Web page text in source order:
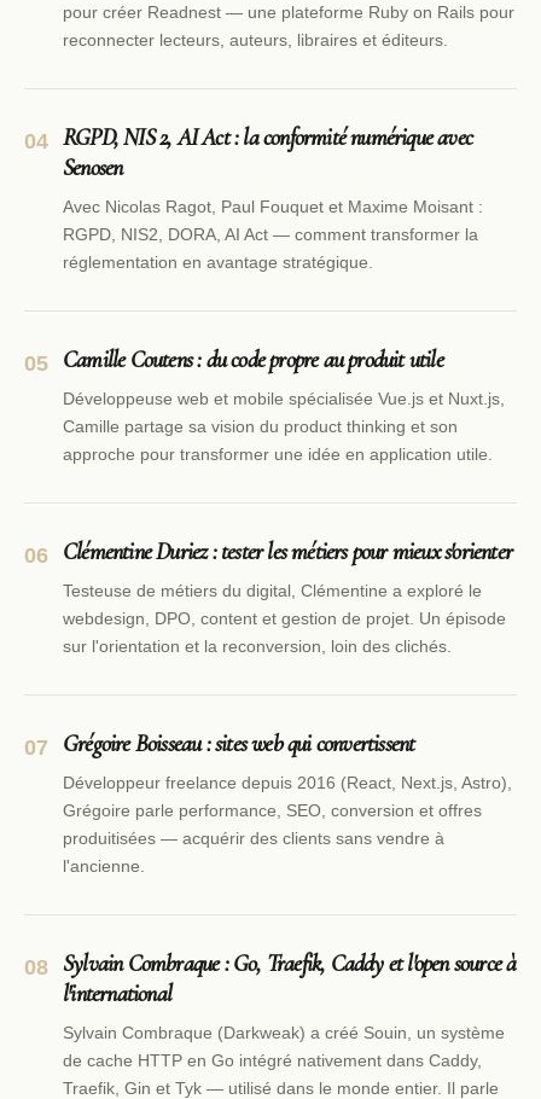
pour créer Readnest — une plateforme Ruby on Rails pour
reconnecter lecteurs, auteurs, libraires et éditeurs.
04 RGPD, NIS 2, AI Act : la conformité numérique avec
Senosen
Avec Nicolas Ragot, Paul Fouquet et Maxime Moisant :
RGPD, NIS2, DORA, AI Act — comment transformer la
réglementation en avantage stratégique.
05 Camille Coutens : du code propre au produit utile
Développeuse web et mobile spécialisée Vue.js et Nuxt.js,
Camille partage sa vision du product thinking et son
approche pour transformer une idée en application utile.
06 Clémentine Duriez : tester les métiers pour mieux s'orienter
Testeuse de métiers du digital, Clémentine a exploré le
webdesign, DPO, content et gestion de projet. Un épisode
sur l'orientation et la reconversion, loin des clichés.
07 Grégoire Boisseau : sites web qui convertissent
Développeur freelance depuis 2016 (React, Next.js, Astro),
Grégoire parle performance, SEO, conversion et offres
produitisées — acquérir des clients sans vendre à
l'ancienne.
08 Sylvain Combraque : Go, Traefik, Caddy et l'open source à
l'international
Sylvain Combraque (Darkweak) a créé Souin, un système
de cache HTTP en Go intégré nativement dans Caddy,
Traefik, Gin et Tyk — utilisé dans le monde entier. Il parle